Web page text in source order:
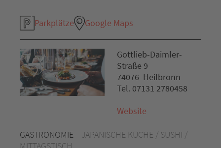
Parkplätze Google Maps
GASTRONOMIE
JAPANISCHE KÜCHE / SUSHI /
MITTAGSTISCH
Gottlieb-Daimler-
Straße 9
74076 Heilbronn
Tel. 07131 2780458
Website